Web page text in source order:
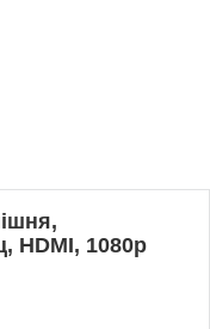
HDMI, 1080p